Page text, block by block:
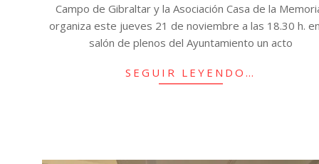
Campo de Gibraltar y la Asociación Casa de la
organiza este jueves 21 de noviembre a las 18.30 h.
salón de plenos del Ayuntamiento un acto
SEGUIR LEYENDO…